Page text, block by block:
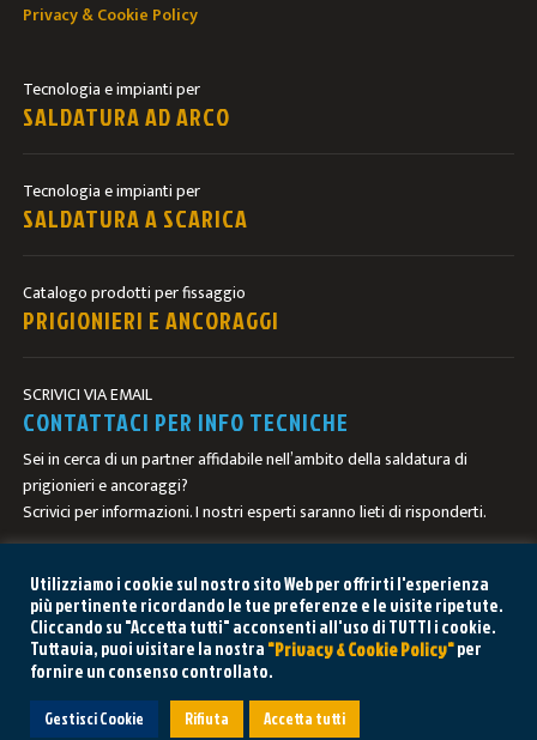
Privacy & Cookie Policy
Tecnologia e impianti per
SALDATURA AD ARCO
Tecnologia e impianti per
SALDATURA A SCARICA
Catalogo prodotti per fissaggio
PRIGIONIERI E ANCORAGGI
SCRIVICI VIA EMAIL
CONTATTACI PER INFO TECNICHE
Sei in cerca di un partner affidabile nell’ambito della saldatura di
prigionieri e ancoraggi?
Scrivici per informazioni. I nostri esperti saranno lieti di risponderti.
HAI BISOGNO DI AIUTO? CHIEDI AL
Utilizziamo i cookie sul nostro sito Web per offrirti l'esperienza
più pertinente ricordando le tue preferenze e le visite ripetute.
Cliccando su "Accetta tutti" acconsenti all'uso di TUTTI i cookie.
Tuttavia, puoi visitare la nostra"Privacy & Cookie Policy"per
fornire un consenso controllato.
Gestisci Cookie Rifiuta Accetta tutti